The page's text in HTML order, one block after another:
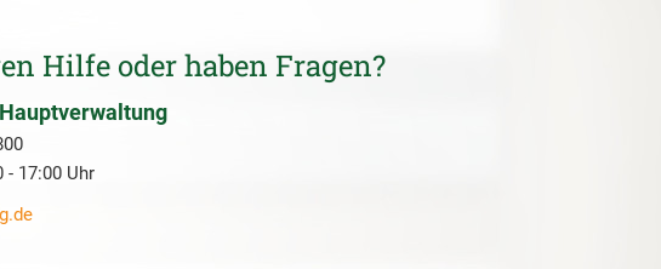
Hilfe oder haben Fragen?
- 17:00 Uhr